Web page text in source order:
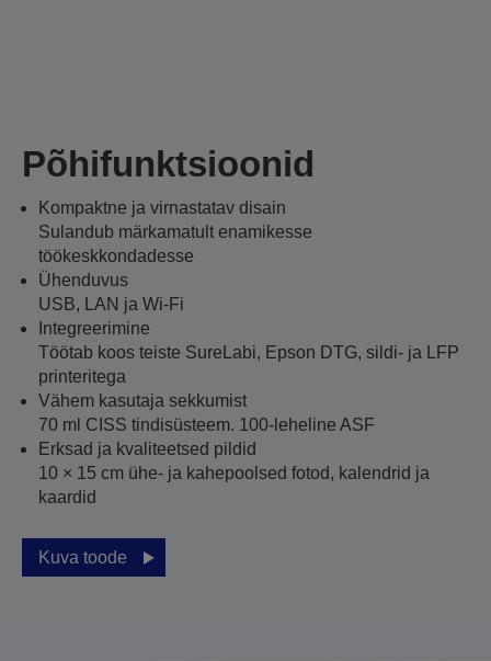
Põhifunktsioonid
Kompaktne ja virnastatav disain
Sulandub märkamatult enamikesse
töökeskkondadesse
Ühenduvus
USB, LAN ja Wi-Fi
Integreerimine
Töötab koos teiste SureLabi, Epson DTG, sildi- ja LFP
printeritega
Vähem kasutaja sekkumist
70 ml CISS tindisüsteem. 100-leheline ASF
Erksad ja kvaliteetsed pildid
10 × 15 cm ühe- ja kahepoolsed fotod, kalendrid ja
kaardid
Kuva toode